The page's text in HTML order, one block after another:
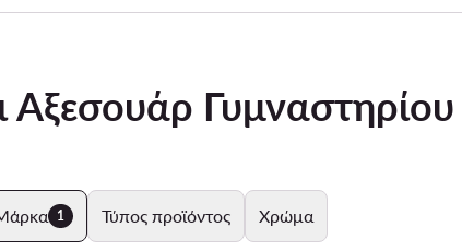
Αξεσουάρ
1 Τύπος προϊόντος Χρώμα